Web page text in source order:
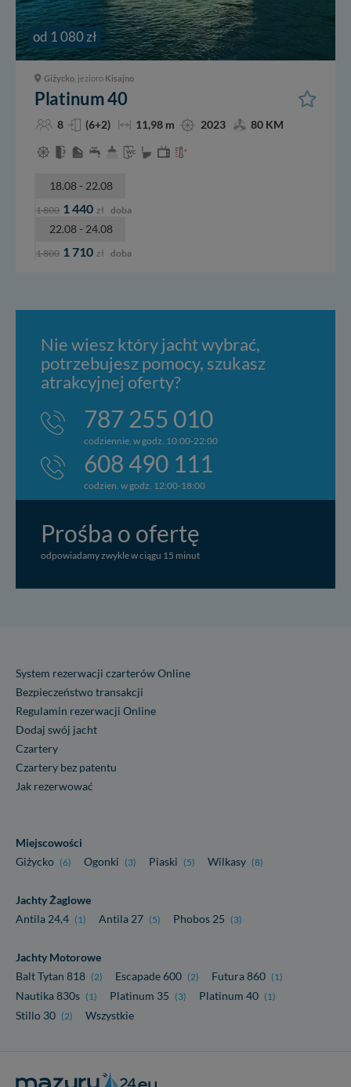
od 1 080 zł
Giżycko , jezioro Kisajno
Platinum 40
8 (6+2) 11,98 m 2023 80 KM
18.08 - 22.08
1 800 1 440 zł doba
22.08 - 24.08
1 800 1 710 zł doba
Nie wiesz który jacht wybrać,
potrzebujesz pomocy, szukasz
atrakcyjnej oferty?
787 255 010
codziennie, w godz. 10:00-22:00
608 490 111
codzien. w godz. 12:00-18:00
Prośba o ofertę
odpowiadamy zwykle w ciągu 15 minut
System rezerwacji czarterów Online
Bezpieczeństwo transakcji
Regulamin rezerwacji Online
Dodaj swój jacht
Czartery
Czartery bez patentu
Jak rezerwować
Miejscowości
Giżycko (6) Ogonki (3) Piaski (5) Wilkasy (8)
Jachty Żaglowe
Antila 24,4 (1) Antila 27 (5) Phobos 25 (3)
Jachty Motorowe
Balt Tytan 818 (2) Escapade 600 (2) Futura 860 (1)
Nautika 830s (1) Platinum 35 (3) Platinum 40 (1)
Stillo 30 (2) Wszystkie